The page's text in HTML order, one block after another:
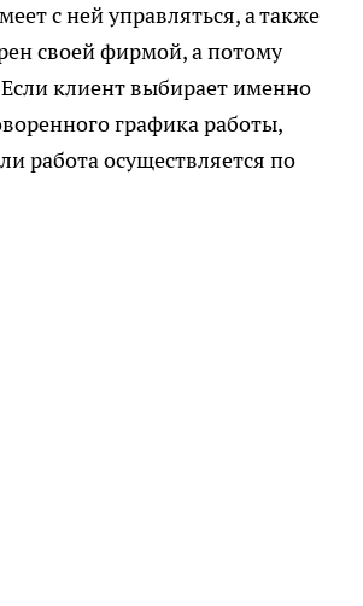
с ней управляться, а также
своей фирмой, а потому
клиент выбирает именно
графика работы,
работа осуществляется по